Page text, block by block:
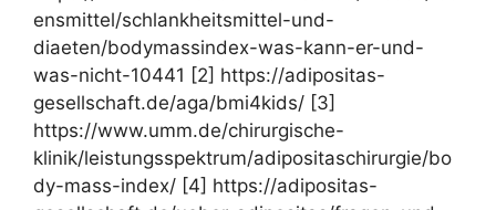
ensmittel/schlankheitsmittel-und-
diaeten/bodymassindex-was-kann-er-und-
was-nicht-10441 [2] https://adipositas-
gesellschaft.de/aga/bmi4kids/ [3]
https://www.umm.de/chirurgische-
klinik/leistungsspektrum/adipositaschirurgie/bo
dy-mass-index/ [4] https://adipositas-